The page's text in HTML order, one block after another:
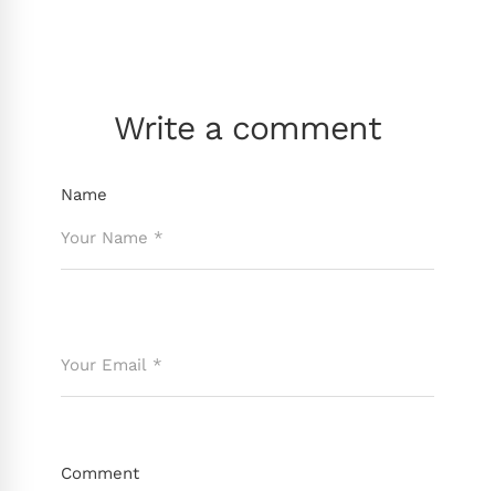
Write a comment
Name
Comment